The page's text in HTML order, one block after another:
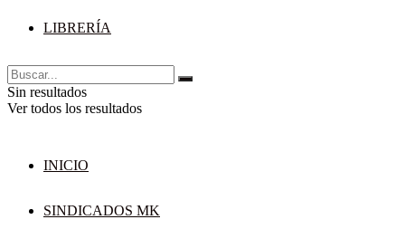
LIBRERÍA
Sin resultados
Ver todos los resultados
INICIO
SINDICADOS MK